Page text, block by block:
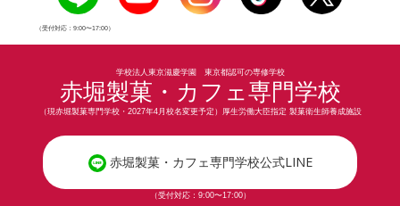
（受付対応：9:00〜17:00）
学校法人東京滋慶学園 東京都認可の専修学校
赤堀製菓・カフェ専門学校
（現赤堀製菓専門学校・2027年4月校名変更予定）厚生労働大臣指定 製菓衛生師養成施設
赤堀製菓・カフェ専門学校公式LINE
（受付対応：9:00〜17:00）